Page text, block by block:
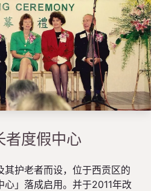
者度假中心
其护老者而设，位于西贡区的
心」落成启用。并于2011年改